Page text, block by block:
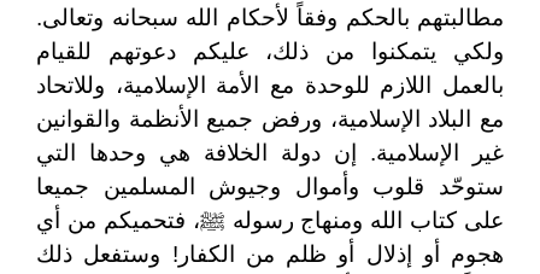
مطالبتهم بالحكم وفقاً لأحكام الله سبحانه وتعالى.
ولكي يتمكنوا من ذلك، عليكم دعوتهم للقيام
بالعمل اللازم للوحدة مع الأمة الإسلامية، وللاتحاد
مع البلاد الإسلامية، ورفض جميع الأنظمة والقوانين
غير الإسلامية. إن دولة الخلافة هي وحدها التي
ستوحّد قلوب وأموال وجيوش المسلمين جميعا
على كتاب الله ومنهاج رسوله ﷺ، فتحميكم من أي
هجوم أو إذلال أو ظلم من الكفار! وستفعل ذلك